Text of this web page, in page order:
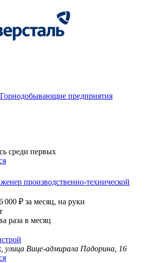
Горнодобывающие предприятия
среди первых
производственно-технической
000 ₽ за месяц, на руки
раза в месяц
улица Вице-адмирала Падорина, 16